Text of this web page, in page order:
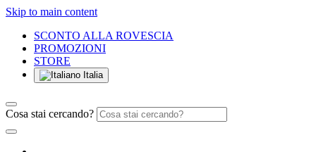
Skip to main content
SCONTO ALLA ROVESCIA
PROMOZIONI
STORE
Italia
Cosa stai cercando?